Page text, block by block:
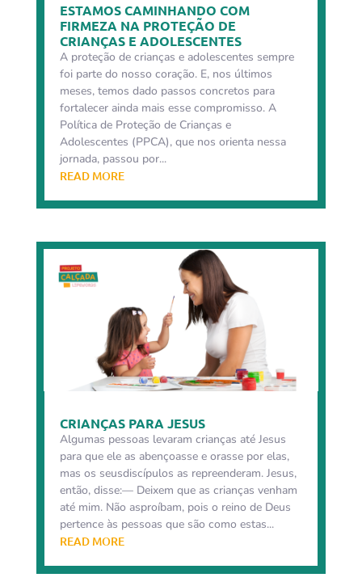
ESTAMOS CAMINHANDO COM
FIRMEZA NA PROTEÇÃO DE
CRIANÇAS E ADOLESCENTES
A proteção de crianças e adolescentes sempre
foi parte do nosso coração. E, nos últimos
meses, temos dado passos concretos para
fortalecer ainda mais esse compromisso. A
Política de Proteção de Crianças e
Adolescentes (PPCA), que nos orienta nessa
jornada, passou por...
READ MORE
CRIANÇAS PARA JESUS
Algumas pessoas levaram crianças até Jesus
para que ele as abençoasse e orasse por elas,
mas os seusdiscípulos as repreenderam. Jesus,
então, disse:— Deixem que as crianças venham
até mim. Não asproíbam, pois o reino de Deus
pertence às pessoas que são como estas...
READ MORE